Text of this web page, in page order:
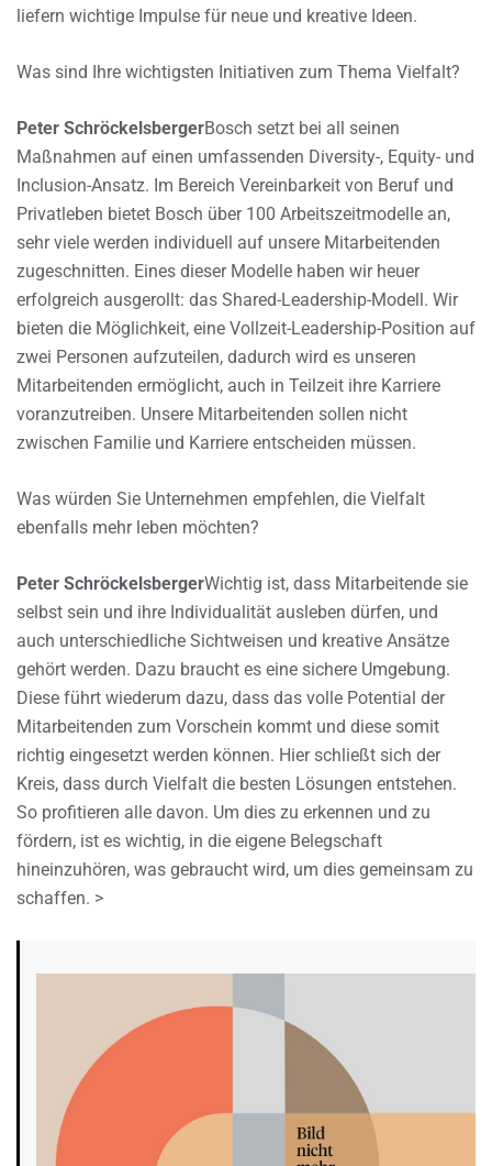
liefern wichtige Impulse für neue und kreative Ideen.
Was sind Ihre wichtigsten Initiativen zum Thema Vielfalt?
Peter SchröckelsbergerBosch setzt bei all seinen
Maßnahmen auf einen umfassenden Diversity-, Equity- und
Inclusion-Ansatz. Im Bereich Vereinbarkeit von Beruf und
Privatleben bietet Bosch über 100 Arbeitszeitmodelle an,
sehr viele werden individuell auf unsere Mitarbeitenden
zugeschnitten. Eines dieser Modelle haben wir heuer
erfolgreich ausgerollt: das Shared-Leadership-Modell. Wir
bieten die Möglichkeit, eine Vollzeit-Leadership-Position auf
zwei Personen aufzuteilen, dadurch wird es unseren
Mitarbeitenden ermöglicht, auch in Teilzeit ihre Karriere
voranzutreiben. Unsere Mitarbeitenden sollen nicht
zwischen Familie und Karriere entscheiden müssen.
Was würden Sie Unternehmen empfehlen, die Vielfalt
ebenfalls mehr leben möchten?
Peter SchröckelsbergerWichtig ist, dass Mitarbeitende sie
selbst sein und ihre Individualität ausleben dürfen, und
auch unterschiedliche Sichtweisen und kreative Ansätze
gehört werden. Dazu braucht es eine sichere Umgebung.
Diese führt wiederum dazu, dass das volle Potential der
Mitarbeitenden zum Vorschein kommt und diese somit
richtig eingesetzt werden können. Hier schließt sich der
Kreis, dass durch Vielfalt die besten Lösungen entstehen.
So profitieren alle davon. Um dies zu erkennen und zu
fördern, ist es wichtig, in die eigene Belegschaft
hineinzuhören, was gebraucht wird, um dies gemeinsam zu
schaffen. >